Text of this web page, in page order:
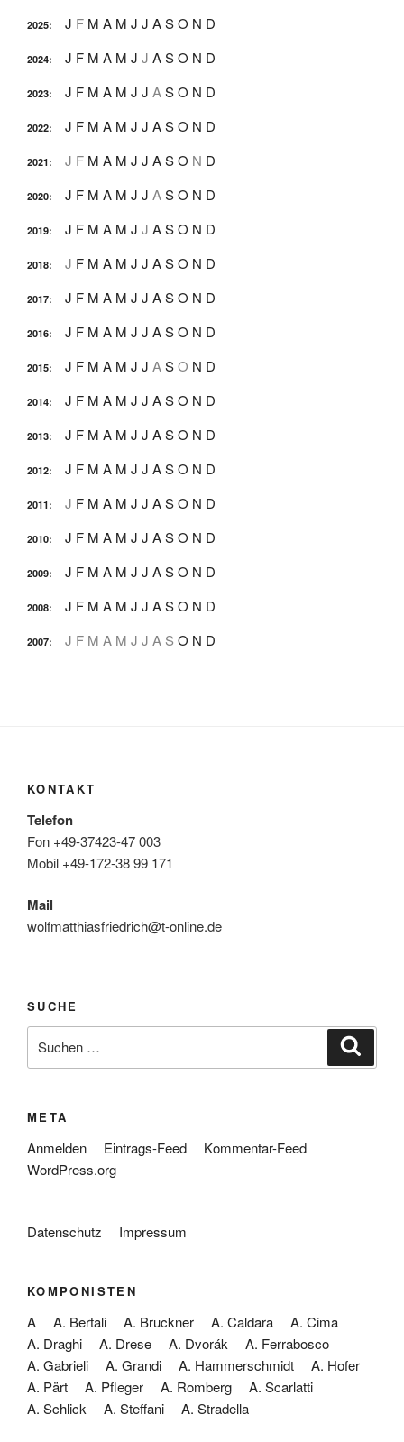
2025: J F M A M J J ASO N D
2024: J F M A M J J ASO N D
2023: J F M A M J J ASO N D
2022: J F M A M J J ASO N D
2021: J F M A M J J ASO N D
2020: J F M A M J J ASO N D
2019: J F M A M J J ASO N D
2018: J F M A M J J ASO N D
2017: J F M A M J J ASO N D
2016: J F M A M J J ASO N D
2015: J F M A M J J ASO N D
2014: J F M A M J J ASO N D
2013: J F M A M J J ASO N D
2012: J F M A M J J ASO N D
2011: J F M A M J J ASO N D
2010: J F M A M J J ASO N D
2009: J F M A M J J ASO N D
2008: J F M A M J J ASO N D
2007: J F M A M J J A S O N D
KONTAKT
Telefon
Fon +49-37423-47 003
Mobil +49-172-38 99 171
Mail
wolfmatthiasfriedrich@t-online.de
SUCHE
nach:
META
Anmelden Eintrags-Feed
Kommentar-Feed
WordPress.org
Datenschutz Impressum
KOMPONISTEN
A A. Bertali A. Bruckner A. Caldara
A. Cima
A. Draghi
A. Drese A. Dvorák
A. Ferrabosco
A. Gabrieli
A. Grandi A. Hammerschmidt
A. Hofer
A. Pärt
A. Pfleger A. Romberg
A. Scarlatti
A. Schlick
A. Steffani A. Stradella